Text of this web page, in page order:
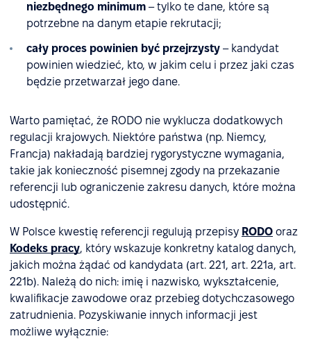
niezbędnego minimum – tylko te dane, które są
potrzebne na danym etapie rekrutacji;
cały proces powinien być przejrzysty – kandydat
powinien wiedzieć, kto, w jakim celu i przez jaki czas
będzie przetwarzał jego dane.
Warto pamiętać, że RODO nie wyklucza dodatkowych
regulacji krajowych. Niektóre państwa (np. Niemcy,
Francja) nakładają bardziej rygorystyczne wymagania,
takie jak konieczność pisemnej zgody na przekazanie
referencji lub ograniczenie zakresu danych, które można
udostępnić.
W Polsce kwestię referencji regulują przepisy RODO oraz
Kodeks pracy, który wskazuje konkretny katalog danych,
jakich można żądać od kandydata (art. 221, art. 221a, art.
221b). Należą do nich: imię i nazwisko, wykształcenie,
kwalifikacje zawodowe oraz przebieg dotychczasowego
zatrudnienia. Pozyskiwanie innych informacji jest
możliwe wyłącznie: